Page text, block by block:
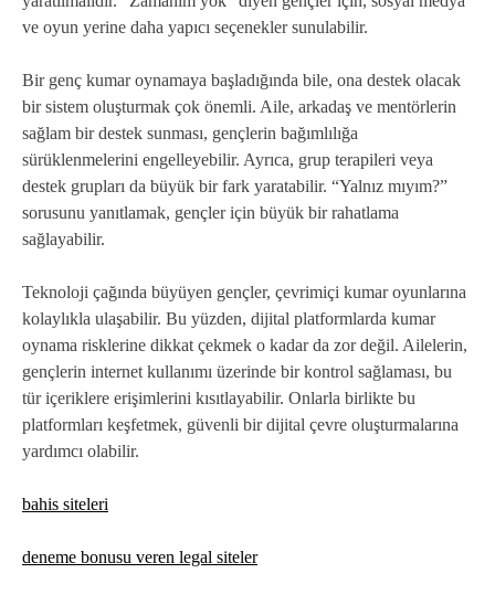
ve oyun yerine daha yapıcı seçenekler sunulabilir.
Bir genç kumar oynamaya başladığında bile, ona destek olacak
bir sistem oluşturmak çok önemli. Aile, arkadaş ve mentörlerin
sağlam bir destek sunması, gençlerin bağımlılığa
sürüklenmelerini engelleyebilir. Ayrıca, grup terapileri veya
destek grupları da büyük bir fark yaratabilir. “Yalnız mıyım?”
sorusunu yanıtlamak, gençler için büyük bir rahatlama
sağlayabilir.
Teknoloji çağında büyüyen gençler, çevrimiçi kumar oyunlarına
kolaylıkla ulaşabilir. Bu yüzden, dijital platformlarda kumar
oynama risklerine dikkat çekmek o kadar da zor değil. Ailelerin,
gençlerin internet kullanımı üzerinde bir kontrol sağlaması, bu
tür içeriklere erişimlerini kısıtlayabilir. Onlarla birlikte bu
platformları keşfetmek, güvenli bir dijital çevre oluşturmalarına
yardımcı olabilir.
bahis siteleri
deneme bonusu veren legal siteler